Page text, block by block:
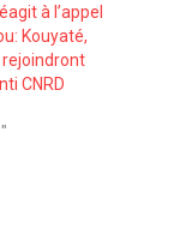
à l’appel
Kouyaté,
rejoindront
CNRD